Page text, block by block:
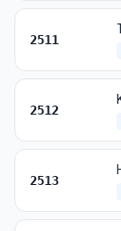
2511
2512
2513